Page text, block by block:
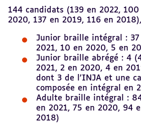
144 candidats (139 en 2022,
2020, 137 en 2019, 116 en
Junior braille intégral : 37
2021, 10 en 2020, 5 en
Junior braille abrégé : 4
2021, 2 en 2020, 4 en
dont 3 de l’INJA et une
composée en intégral en
Adulte braille intégral :
en 2021, 75 en 2020, 94
2018)